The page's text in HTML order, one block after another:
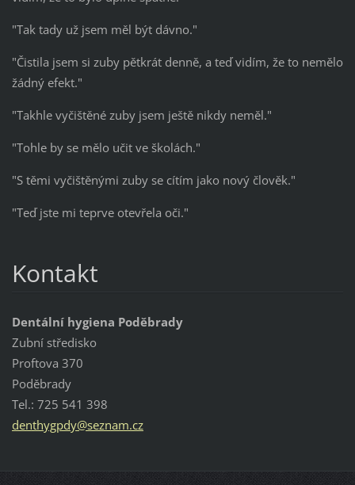
"Tak tady už jsem měl být dávno."
"Čistila jsem si zuby pětkrát denně, a teď vidím, že to nemělo
žádný efekt."
"Takhle vyčištěné zuby jsem ještě nikdy neměl."
"Tohle by se mělo učit ve školách."
"S těmi vyčištěnými zuby se cítím jako nový člověk."
"Teď jste mi teprve otevřela oči."
Kontakt
Dentální hygiena Poděbrady
Zubní středisko
Proftova 370
Poděbrady
Tel.: 725 541 398
denthygpdy@seznam.cz